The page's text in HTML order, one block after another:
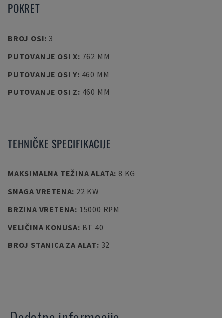
POKRET
BROJ OSI: 3
PUTOVANJE OSI X: 762 MM
PUTOVANJE OSI Y: 460 MM
PUTOVANJE OSI Z: 460 MM
TEHNIČKE SPECIFIKACIJE
MAKSIMALNA TEŽINA ALATA: 8 KG
SNAGA VRETENA: 22 KW
BRZINA VRETENA: 15000 RPM
VELIČINA KONUSA: BT 40
BROJ STANICA ZA ALAT: 32